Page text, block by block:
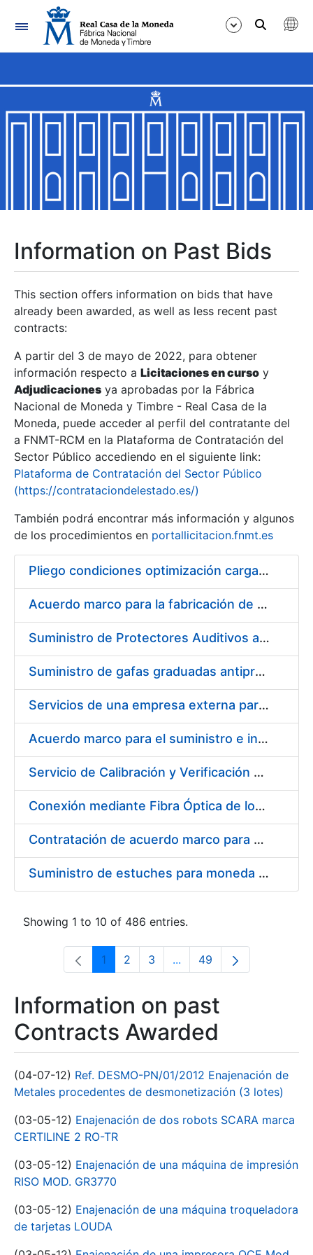
Navigation
Show/Hide
Show/Hide
Show/Hide
Show/Hide
Show/Hide
Show/Hide
Information on Past Bids
This section offers information on bids that have
already been awarded, as well as less recent past
contracts:
A partir del 3 de mayo de 2022, para obtener
información respecto a Licitaciones en curso y
Adjudicaciones ya aprobadas por la Fábrica
Nacional de Moneda y Timbre - Real Casa de la
Moneda, puede acceder al perfil del contratante del
a FNMT-RCM en la Plataforma de Contratación del
Sector Público accediendo en el siguiente link:
Plataforma de Contratación del Sector Público
(https://contrataciondelestado.es/)
También podrá encontrar más información y algunos
de los procedimientos en portallicitacion.fnmt.es
Pliego condiciones optimización cargas compras firmado
Acuerdo marco para la fabricación de piezas
Suministro de Protectores Auditivos a medida para las personas trabajadoras de los Centros de Trabajo de Madrid y Burgos
Suministro de gafas graduadas antiproyecciones para los trabajadores de la FNMT-RCM en los centros de trabajo de Madrid y Burgos
Servicios de una empresa externa para el asesoramiento y resolución de los recursos de alzada que se presentan relacionados con procesos de selección para la FNMT-RCM
Acuerdo marco para el suministro e instalación de persianas, estores y otros complementos
Servicio de Calibración y Verificación Externa de los Equipos de Medición del Servicio de Prevención de la FNMT-RCM
Conexión mediante Fibra Óptica de los Centros de Proceso de Datos (CPDs) de las sedes de la FNMT-RCM de Burgos y Madrid
Contratación de acuerdo marco para el Suministro de Material de Electricidad para la Fábrica Nacional de Moneda y Timbre-Real Casa de la Moneda en su centro de trabajo de Burgos
Suministro de estuches para moneda de 30 €
Showing 1 to 10 of 486 entries.
Page
1 Page
2 Page
3 ...Intermediate Pages Use
Page
49
Information on past
Contracts Awarded
(04-07-12) Ref. DESMO-PN/01/2012 Enajenación de
Metales procedentes de desmonetización (3 lotes)
(03-05-12) Enajenación de dos robots SCARA marca
CERTILINE 2 RO-TR
(03-05-12) Enajenación de una máquina de impresión
RISO MOD. GR3770
(03-05-12) Enajenación de una máquina troqueladora
de tarjetas LOUDA